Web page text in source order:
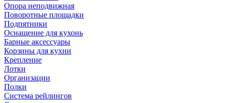
Опора неподвижная
Поворотные площадки
Подпятники
Оснащение для кухонь
Барные аксессуары
Корзины для кухни
Крепление
Лотки
Организации
Полки
Система рейлингов